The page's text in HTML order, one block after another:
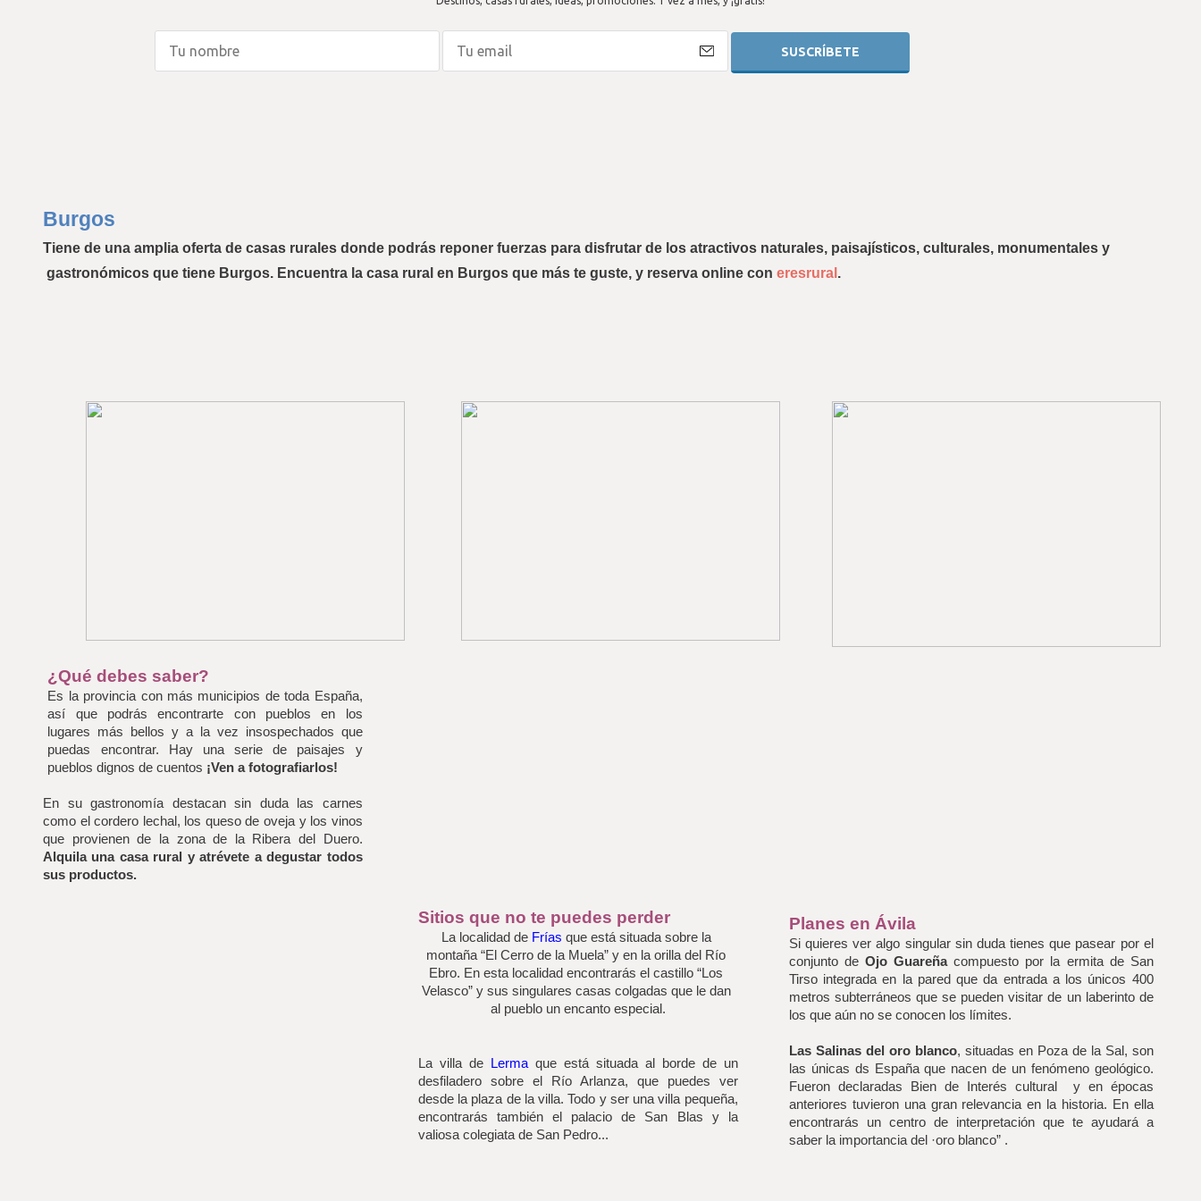
Burgos
Tiene de una amplia oferta de casas rurales donde podrás reponer fuerzas para disfrutar de los atractivos naturales, paisajísticos, culturales, monumentales y
gastronómicos que tiene Burgos. Encuentra la casa rural en Burgos que más te guste, y reserva online con eresrural .
¿Qué debes saber?
Es la provincia con más municipios de toda España,
así que podrás encontrarte con pueblos en los
lugares más bellos y a la vez insospechados que
puedas encontrar. Hay una serie de paisajes y
pueblos dignos de cuentos ¡Ven a fotografiarlos!
En su gastronomía destacan sin duda las carnes
como el cordero lechal, los queso de oveja y los vinos
Alquila una casa rural y atrévete a degustar todos
sus productos.
Sitios que no te puedes perder
La localidad de Frías que está situada sobre la
montaña “El Cerro de la Muela” y en la orilla del Río
Ebro. En esta localidad encontrarás el castillo “Los
Velasco” y sus singulares casas colgadas que le dan
al pueblo un encanto especial.
La villa de Lerma que está situada al borde de un
desfiladero sobre el Río Arlanza, que puedes ver
desde la plaza de la villa. Todo y ser una villa pequeña,
encontrarás también el palacio de San Blas y la
valiosa colegiata de San Pedro...
Planes en Ávila
Si quieres ver algo singular sin duda tienes que pasear por el
conjunto de Ojo Guareña compuesto por la ermita de San
Tirso integrada en la pared que da entrada a los únicos 400
metros subterráneos que se pueden visitar de un laberinto de
los que aún no se conocen los límites.
Las Salinas del oro blanco, situadas en Poza de la Sal, son
las únicas ds España que nacen de un fenómeno geológico.
Fueron declaradas Bien de Interés cultural  y en épocas
anteriores tuvieron una gran relevancia en la historia. En ella
encontrarás un centro de interpretación que te ayudará a
saber la importancia del ·oro blanco” .